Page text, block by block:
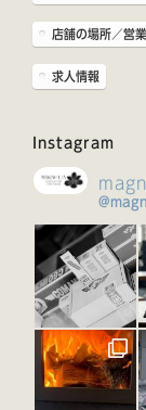
店舗の場所／営
求人情報
Instagram